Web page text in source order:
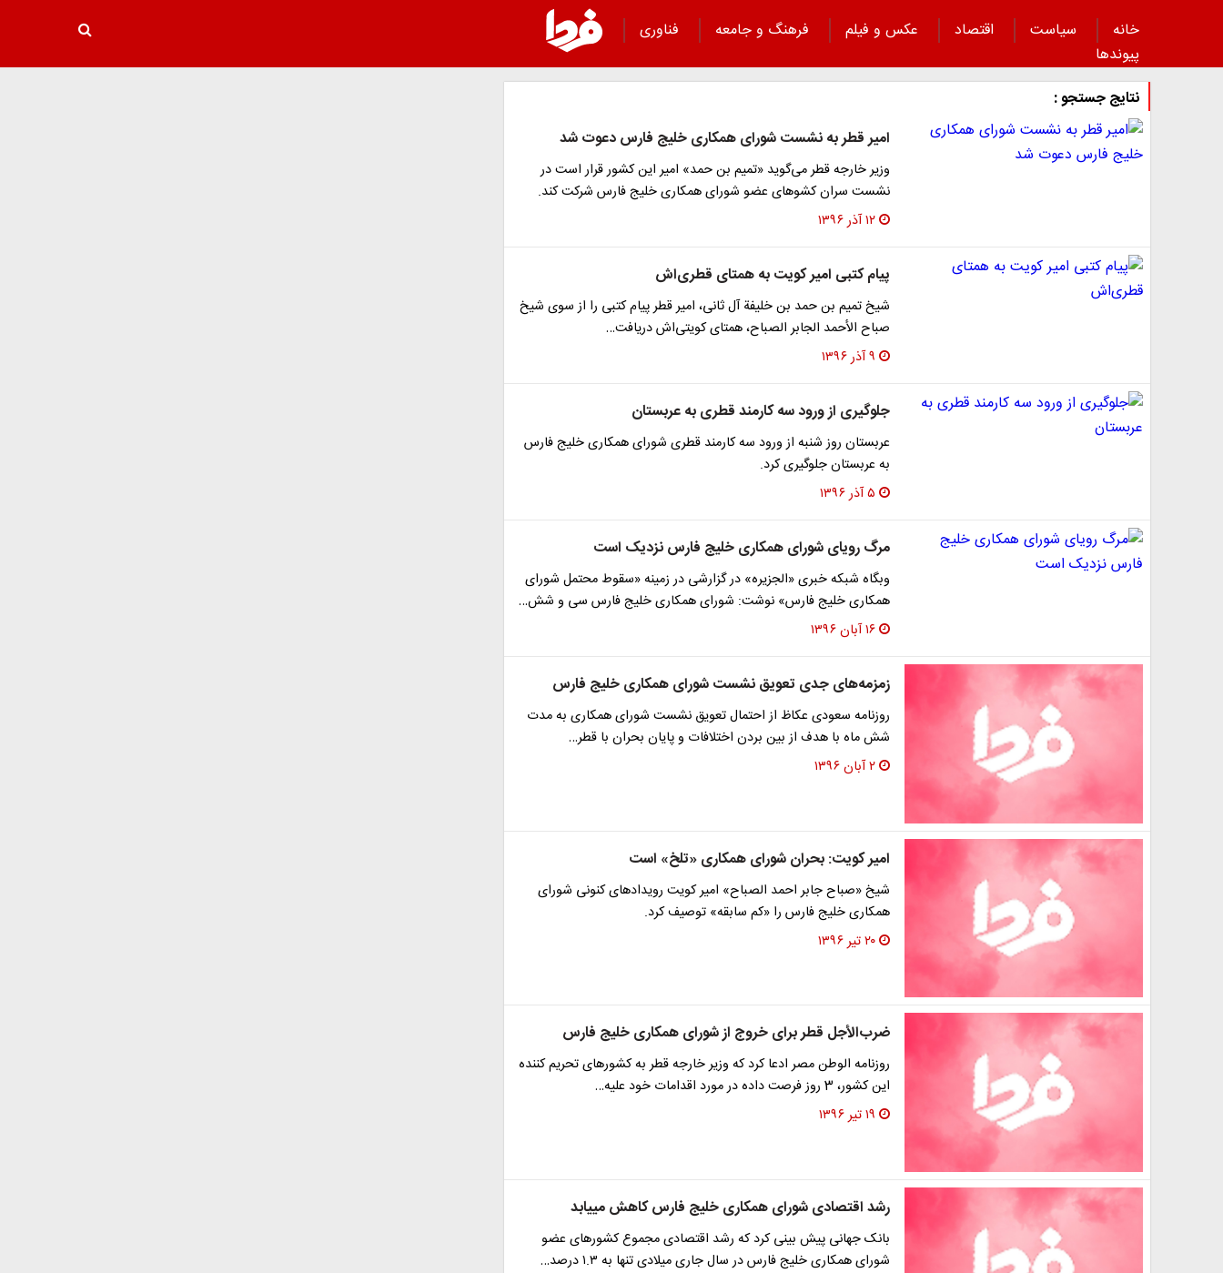
خانه سیاست اقتصاد عکس و فیلم فرهنگ و جامعه
فناوری
پیوند‌ها
نتایج جستجو :
امیر قطر به نشست شورای همکاری خلیج فارس دعوت شد
وزیر خارجه قطر می‌گوید «تمیم بن حمد» امیر این کشور قرار است در
نشست سران کشوهای عضو شورای همکاری خلیج فارس شرکت کند.
۱۲ آذر ۱۳۹۶
پیام کتبی امیر کویت به همتای قطری‌اش
شیخ تمیم بن حمد بن خلیفة آل ثانی، امیر قطر پیام کتبی را از سوی شیخ
صباح الأحمد الجابر الصباح، همتای کویتی‌اش دریافت…
۹ آذر ۱۳۹۶
جلوگیری از ورود سه کارمند قطری به عربستان
عربستان روز شنبه از ورود سه کارمند قطری شورای همکاری خلیج فارس
به عربستان جلوگیری کرد.
۵ آذر ۱۳۹۶
مرگ رویای شورای همکاری خلیج فارس نزدیک است
وبگاه شبکه خبری «الجزیره» در گزارشی در زمینه «سقوط محتمل شورای
همکاری خلیج فارس» نوشت: شورای همکاری خلیج فارس سی و شش…
۱۶ آبان ۱۳۹۶
زمزمه‌های جدی تعویق نشست شورای همکاری خلیج فارس
روزنامه سعودی عکاظ از احتمال تعویق نشست شورای همکاری به مدت
شش ماه با هدف از بین بردن اختلافات و پایان بحران با قطر…
۲ آبان ۱۳۹۶
امیر کویت: بحران شورای همکاری «تلخ» است
شیخ «صباح جابر احمد الصباح» امیر کویت رویدادهای کنونی شورای
همکاری خلیج فارس را «کم سابقه» توصیف کرد.
۲۰ تیر ۱۳۹۶
ضرب‌الأجل قطر برای خروج از شورای همکاری خلیج فارس
روزنامه الوطن مصر ادعا کرد که وزیر خارجه قطر به کشورهای تحریم کننده
این کشور، 3 روز فرصت داده در مورد اقدامات خود علیه…
۱۹ تیر ۱۳۹۶
رشد اقتصادی شورای همکاری خلیج فارس کاهش می‎یابد
بانک جهانی پیش بینی کرد که رشد اقتصادی مجموع کشورهای عضو
شورای همکاری خلیج فارس در سال جاری میلادی تنها به ۱.۳ درصد…